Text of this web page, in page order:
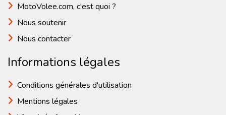
MotoVolee.com, c'est quoi ?
Nous soutenir
Nous contacter
Informations légales
Conditions générales d'utilisation
Mentions légales